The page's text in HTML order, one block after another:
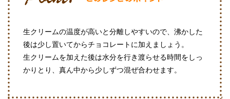
生クリームの温度が高いと分離しやすいので、沸かした
後は少し置いてからチョコレートに加えましょう。
生クリームを加えた後は水分を行き渡らせる時間をしっ
かりとり、真ん中から少しずつ混ぜ合わせます。